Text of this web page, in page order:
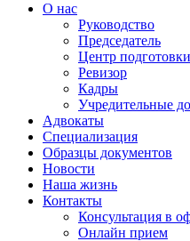
О нас
Руководство
Председатель
Центр подготовки
Ревизор
Кадры
Учредительные
Адвокаты
Специализация
Образцы документов
Новости
Наша жизнь
Контакты
Консультация в
Онлайн прием